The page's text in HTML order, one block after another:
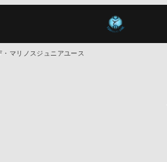
マリノスジュニアユース